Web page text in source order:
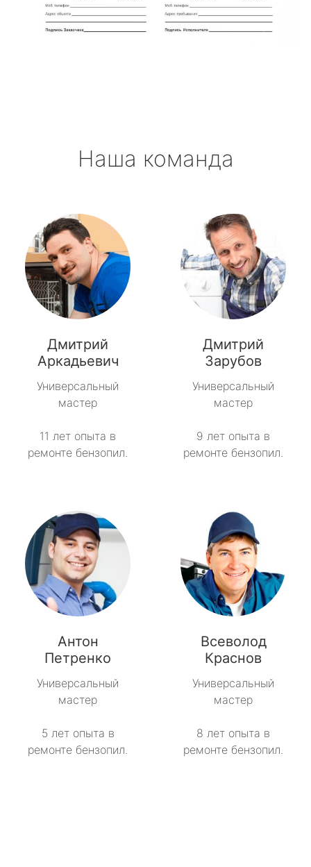
Наша команда
Дмитрий
Аркадьевич
Универсальный
мастер
11 лет опыта в
ремонте бензопил.
Дмитрий
Зарубов
Универсальный
мастер
9 лет опыта в
ремонте бензопил.
Антон
Петренко
Универсальный
мастер
5 лет опыта в
ремонте бензопил.
Всеволод
Краснов
Универсальный
мастер
8 лет опыта в
ремонте бензопил.